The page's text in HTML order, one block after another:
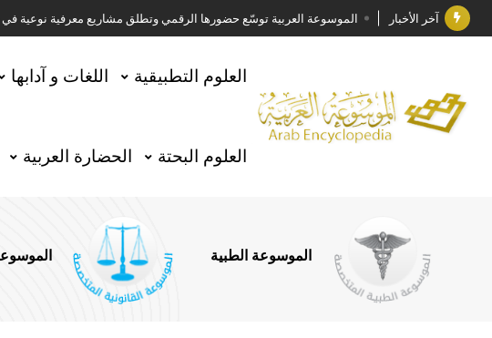
آخر الأخبار الموسوعة العربية توسّع حضورها الرقمي وتطلق مشاريع معرفية نوعية في 2026
جائزة مجمع الملك سلمان العالمي للغة العربية 2025
الأستاذ إياد خالد الطباع مدير عام لهيئة الموسوعة العربية
السيد محمد ياسين صالح وزيرا للثقافة
توصيات مجلس الإدارة
صدور المجلد السابع من موسوعة الآثار في سورية
العلوم التطبيقية اللغات و آدابها
العلوم البحتة الحضارة العربية
الموسوعة الطبية